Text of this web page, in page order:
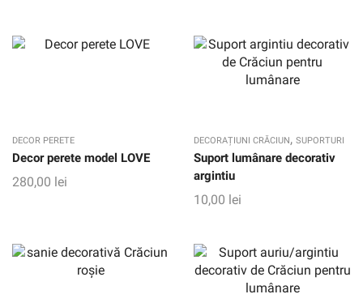
DECOR PERETE
Decor perete model LOVE
280,00 lei
DECORAȚIUNI CRĂCIUN, SUPORTURI
Suport lumânare decorativ
argintiu
10,00 lei